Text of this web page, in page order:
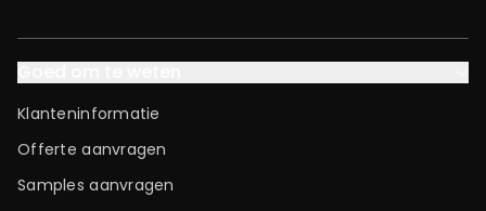
Klanteninformatie
Offerte aanvragen
Samples aanvragen